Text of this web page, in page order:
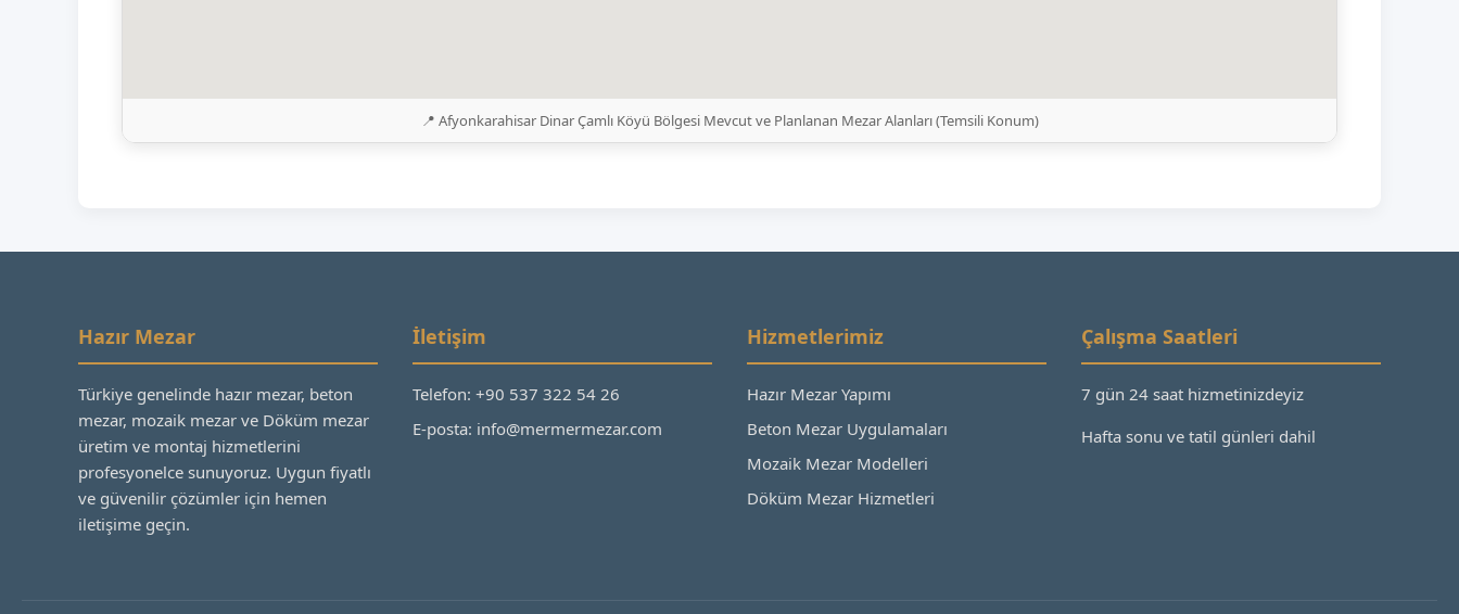
📍 Afyonkarahisar Dinar Çamlı Köyü Bölgesi Mevcut ve Planlanan Mezar Alanları (Temsili Konum)
Hazır Mezar
Türkiye genelinde hazır mezar, beton
mezar, mozaik mezar ve Döküm mezar
üretim ve montaj hizmetlerini
profesyonelce sunuyoruz. Uygun fiyatlı
ve güvenilir çözümler için hemen
iletişime geçin.
İletişim
Telefon: +90 537 322 54 26
E-posta: info@mermermezar.com
Hizmetlerimiz
Hazır Mezar Yapımı
Beton Mezar Uygulamaları
Mozaik Mezar Modelleri
Döküm Mezar Hizmetleri
Çalışma Saatleri
7 gün 24 saat hizmetinizdeyiz
Hafta sonu ve tatil günleri dahil